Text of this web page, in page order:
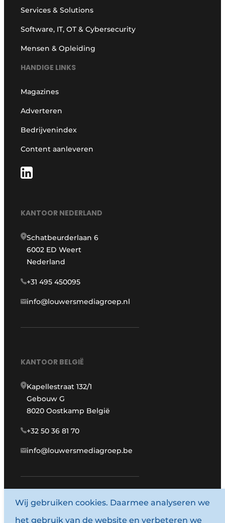
Services & Solutions
Software, IT, OT & Cybersecurity
Mensen & Opleiding
HANDIGE LINKS
Magazines
Adverteren
Bedrijvenindex
Content aanleveren
KANTOOR NEDERLAND
Schatbeurderlaan 6
6002 ED Weert
Nederland
+31 495 450095
info@louwersmediagroep.nl
KANTOOR BELGIË
Kapellestraat 132/1
Gebouw G
8020 Oostkamp België
+32 50 36 81 70
info@louwersmediagroep.be
www.louwersmediagroep.com
© 1987 - 2026 Louwersmediagroep.
Wij gebruiken cookies. Daarmee analyseren we
het gebruik van de website en verbeteren we